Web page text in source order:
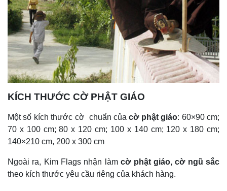
KÍCH THƯỚC CỜ PHẬT GIÁO
Một số kích thước cờ chuẩn củacờ phật giáo: 60×90 cm;
70 x 100 cm; 80 x 120 cm; 100 x 140 cm; 120 x 180 cm;
140×210 cm, 200 x 300 cm
Ngoài ra, Kim Flags nhận làmcờ phật giáo, cờ ngũ sắc
theo kích thước yêu cầu riêng của khách hàng.